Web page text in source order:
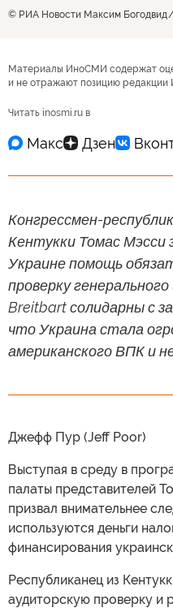
© РИА Новости Максим Богодвид
Материалы ИноСМИ содержат
и не отражают позицию
Читать inosmi.ru в
Конгрессмен-
Кентукки Томас Мэсси
Украине помощь
проверку
Breitbart солидарны с
что Украина стала
американского ВПК и
Джефф Пур (Jeff Poor)
Выступая в среду в
палаты представителей
призвал внимательнее
используются деньги
финансирования
Республиканец из
аудиторскую проверку и